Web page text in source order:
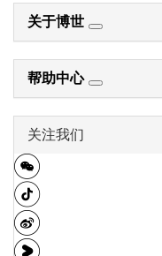
关于博世
帮助中心
关注我们